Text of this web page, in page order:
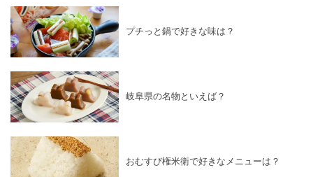
プチっと鍋で好きな味は？
岐阜県の名物といえば？
おむすび権米衛で好きなメニューは？